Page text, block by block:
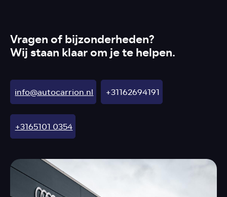
Vragen of bijzonderheden?
Wij staan klaar om je te helpen.
info@autocarrion.nl +31162694191
+3165101 0354